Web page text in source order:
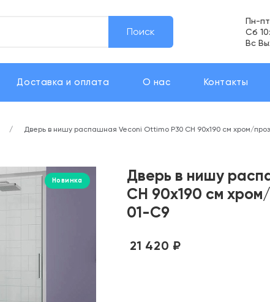
Поиск
Пн-
Cб
Вс
Доставка и оплата О нас Контакты
Дверь в нишу распашная Veconi Ottimo P30 CH 90х190 см хром/
Новинка
Дверь в нишу
CH 90х190 см
01-C9
21 420 ₽